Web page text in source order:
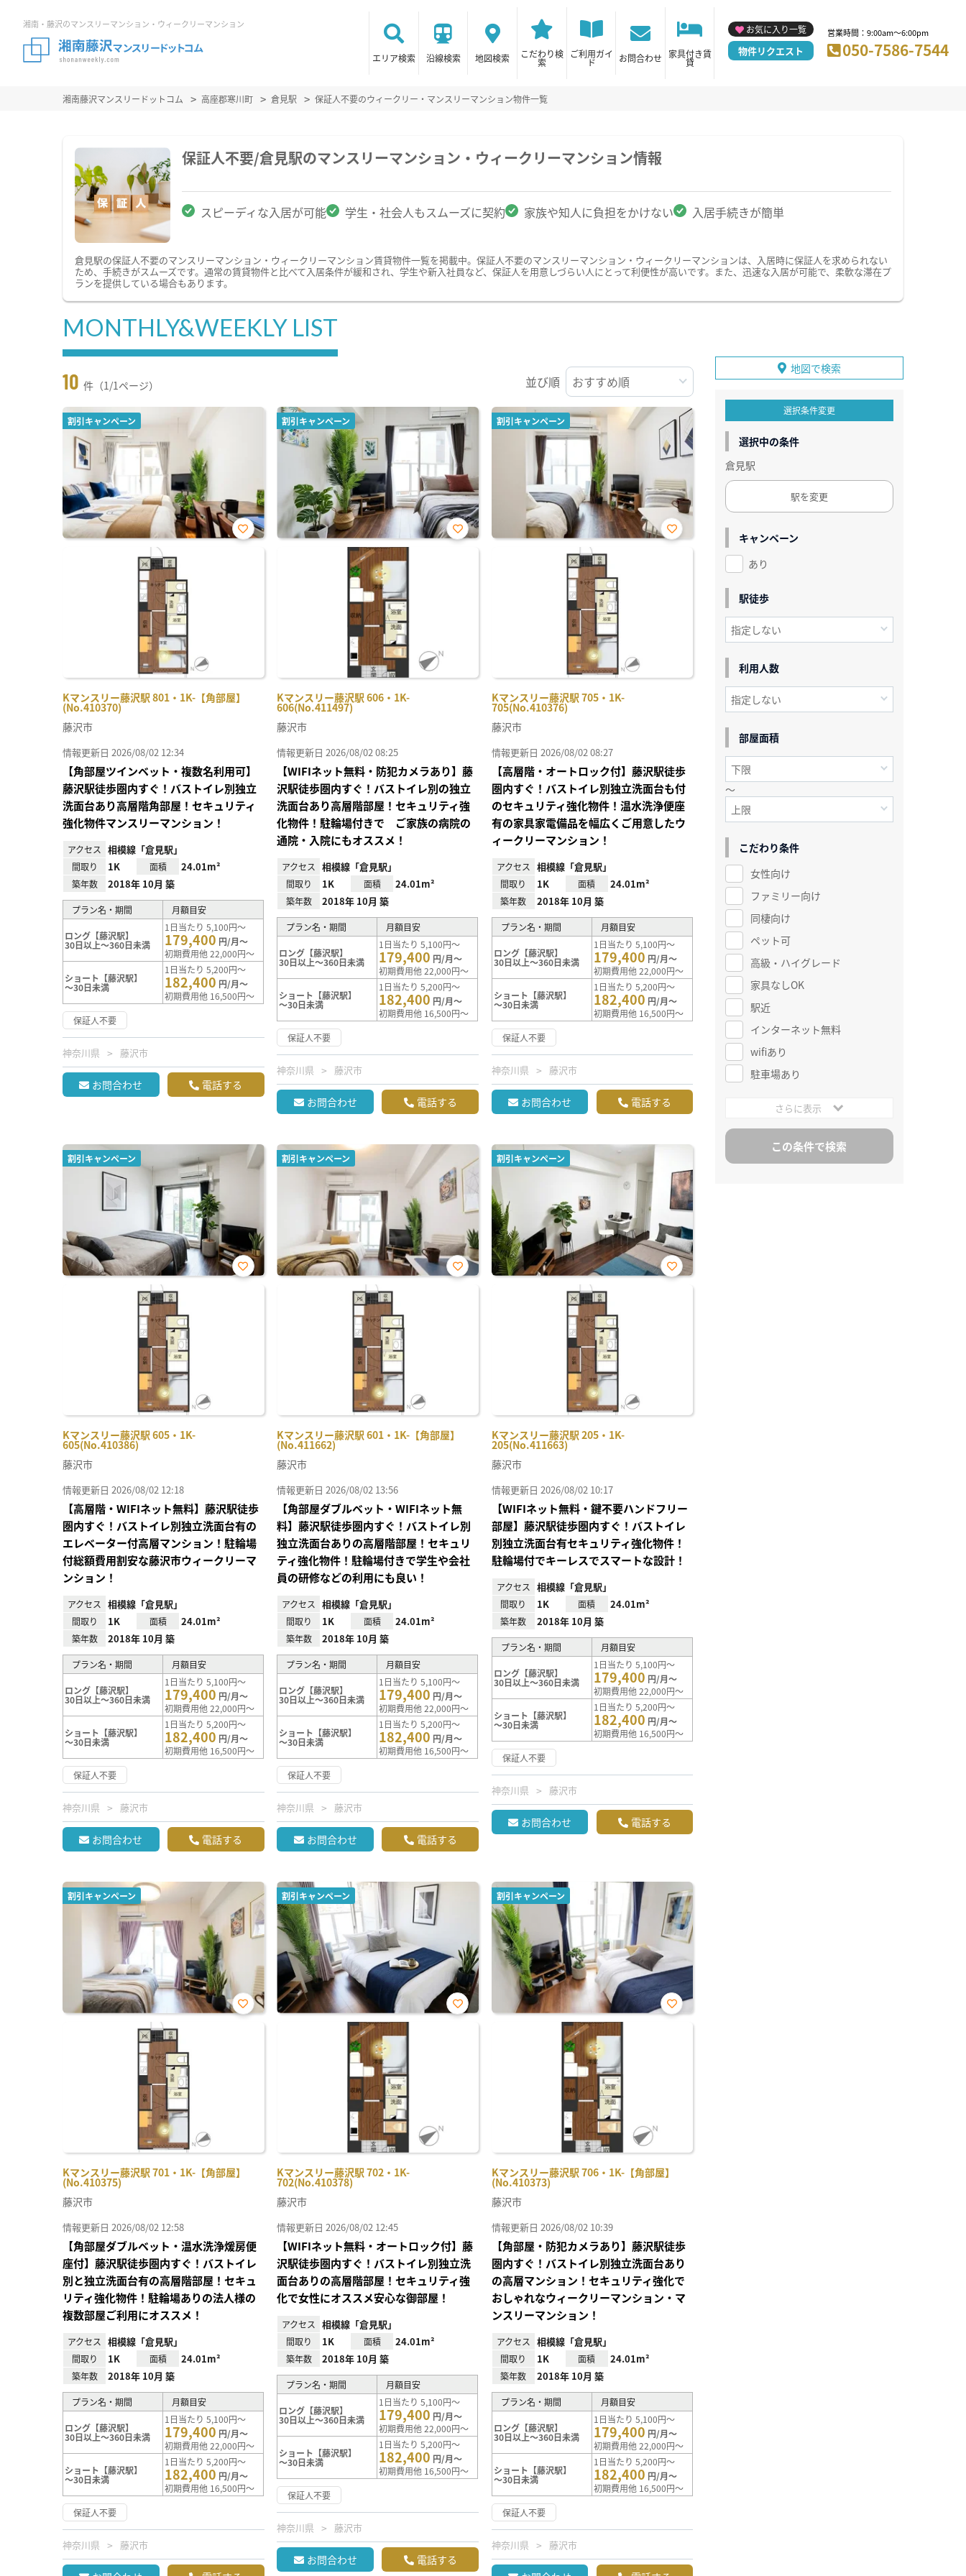
湘南・藤沢のマンスリーマンション・ウィークリーマンション
エリア検索 沿線検索 地図検索 こだわり検
索
ご利用ガイ
ド お問合わせ 家具付き賃
貸
お気に入り一覧
物件リクエスト
営業時間：9:00am～6:00pm
050-7586-7544
湘南藤沢マンスリードットコム 高座郡寒川町 倉見駅 保証人不要のウィークリー・マンスリーマンション物件一覧
保証人不要/倉見駅のマンスリーマンション・ウィークリーマンション情報
スピーディな入居が可能 学生・社会人もスムーズに契約 家族や知人に負担をかけない 入居手続きが簡単
倉見駅の保証人不要のマンスリーマンション・ウィークリーマンション賃貸物件一覧を掲載中。保証人不要のマンスリーマンション・ウィークリーマンションは、入居時に保証人を求められない
ため、手続きがスムーズです。通常の賃貸物件と比べて入居条件が緩和され、学生や新入社員など、保証人を用意しづらい人にとって利便性が高いです。また、迅速な入居が可能で、柔軟な滞在プ
ランを提供している場合もあります。
MONTHLY&WEEKLY LIST
10 件（1/1ページ） 並び順
割引キャンペーン
Kマンスリー藤沢駅 801・1K-【角部屋】
(No.410370)
お気
藤沢市
情報更新日 2026/08/02 12:34
【角部屋ツインベット・複数名利用可】
藤沢駅徒歩圏内すぐ！バストイレ別独立
洗面台あり高層階角部屋！セキュリティ
強化物件マンスリーマンション！
アクセス 相模線「倉見駅」
間取り 1K 面積 24.01m²
築年数 2018年 10月 築
プラン名・期間 月額目安
ロング【藤沢駅】
30日以上～360日未満
1日当たり 5,100円～
179,400 円/月～
初期費用他 22,000円～
ショート【藤沢駅】
～30日未満
1日当たり 5,200円～
182,400 円/月～
初期費用他 16,500円～
保証人不要
神奈川県 藤沢市
お問合わせ 電話する
割引キャンペーン
Kマンスリー藤沢駅 606・1K-
606(No.411497)
お気
藤沢市
情報更新日 2026/08/02 08:25
【WIFIネット無料・防犯カメラあり】藤
沢駅徒歩圏内すぐ！バストイレ別の独立
洗面台あり高層階部屋！セキュリティ強
化物件！駐輪場付きで ご家族の病院の
通院・入院にもオススメ！
アクセス 相模線「倉見駅」
間取り 1K 面積 24.01m²
築年数 2018年 10月 築
プラン名・期間 月額目安
ロング【藤沢駅】
30日以上～360日未満
1日当たり 5,100円～
179,400 円/月～
初期費用他 22,000円～
ショート【藤沢駅】
～30日未満
1日当たり 5,200円～
182,400 円/月～
初期費用他 16,500円～
保証人不要
神奈川県 藤沢市
お問合わせ 電話する
割引キャンペーン
Kマンスリー藤沢駅 705・1K-
705(No.410376)
お気
藤沢市
情報更新日 2026/08/02 08:27
【高層階・オートロック付】藤沢駅徒歩
圏内すぐ！バストイレ別独立洗面台も付
のセキュリティ強化物件！温水洗浄便座
有の家具家電備品を幅広くご用意したウ
ィークリーマンション！
アクセス 相模線「倉見駅」
間取り 1K 面積 24.01m²
築年数 2018年 10月 築
プラン名・期間 月額目安
ロング【藤沢駅】
30日以上～360日未満
1日当たり 5,100円～
179,400 円/月～
初期費用他 22,000円～
ショート【藤沢駅】
～30日未満
1日当たり 5,200円～
182,400 円/月～
初期費用他 16,500円～
保証人不要
神奈川県 藤沢市
お問合わせ 電話する
割引キャンペーン
Kマンスリー藤沢駅 605・1K-
605(No.410386)
お気
藤沢市
情報更新日 2026/08/02 12:18
【高層階・WIFIネット無料】藤沢駅徒歩
圏内すぐ！バストイレ別独立洗面台有の
エレベーター付高層マンション！駐輪場
付総額費用割安な藤沢市ウィークリーマ
ンション！
アクセス 相模線「倉見駅」
間取り 1K 面積 24.01m²
築年数 2018年 10月 築
プラン名・期間 月額目安
ロング【藤沢駅】
30日以上～360日未満
1日当たり 5,100円～
179,400 円/月～
初期費用他 22,000円～
ショート【藤沢駅】
～30日未満
1日当たり 5,200円～
182,400 円/月～
初期費用他 16,500円～
保証人不要
神奈川県 藤沢市
お問合わせ 電話する
割引キャンペーン
Kマンスリー藤沢駅 601・1K-【角部屋】
(No.411662)
お気
藤沢市
情報更新日 2026/08/02 13:56
【角部屋ダブルベット・WIFIネット無
料】藤沢駅徒歩圏内すぐ！バストイレ別
独立洗面台ありの高層階部屋！セキュリ
ティ強化物件！駐輪場付きで学生や会社
員の研修などの利用にも良い！
アクセス 相模線「倉見駅」
間取り 1K 面積 24.01m²
築年数 2018年 10月 築
プラン名・期間 月額目安
ロング【藤沢駅】
30日以上～360日未満
1日当たり 5,100円～
179,400 円/月～
初期費用他 22,000円～
ショート【藤沢駅】
～30日未満
1日当たり 5,200円～
182,400 円/月～
初期費用他 16,500円～
保証人不要
神奈川県 藤沢市
お問合わせ 電話する
割引キャンペーン
Kマンスリー藤沢駅 205・1K-
205(No.411663)
お気
藤沢市
情報更新日 2026/08/02 10:17
【WIFIネット無料・鍵不要ハンドフリー
部屋】藤沢駅徒歩圏内すぐ！バストイレ
別独立洗面台有セキュリティ強化物件！
駐輪場付でキーレスでスマートな設計！
アクセス 相模線「倉見駅」
間取り 1K 面積 24.01m²
築年数 2018年 10月 築
プラン名・期間 月額目安
ロング【藤沢駅】
30日以上～360日未満
1日当たり 5,100円～
179,400 円/月～
初期費用他 22,000円～
ショート【藤沢駅】
～30日未満
1日当たり 5,200円～
182,400 円/月～
初期費用他 16,500円～
保証人不要
神奈川県 藤沢市
お問合わせ 電話する
割引キャンペーン
Kマンスリー藤沢駅 701・1K-【角部屋】
(No.410375)
お気
藤沢市
情報更新日 2026/08/02 12:58
【角部屋ダブルベット・温水洗浄煖房便
座付】藤沢駅徒歩圏内すぐ！バストイレ
別と独立洗面台有の高層階部屋！セキュ
リティ強化物件！駐輪場ありの法人様の
複数部屋ご利用にオススメ！
アクセス 相模線「倉見駅」
間取り 1K 面積 24.01m²
築年数 2018年 10月 築
プラン名・期間 月額目安
ロング【藤沢駅】
30日以上～360日未満
1日当たり 5,100円～
179,400 円/月～
初期費用他 22,000円～
ショート【藤沢駅】
～30日未満
1日当たり 5,200円～
182,400 円/月～
初期費用他 16,500円～
保証人不要
神奈川県 藤沢市
割引キャンペーン
Kマンスリー藤沢駅 702・1K-
702(No.410378)
お気
藤沢市
情報更新日 2026/08/02 12:45
【WIFIネット無料・オートロック付】藤
沢駅徒歩圏内すぐ！バストイレ別独立洗
面台ありの高層階部屋！セキュリティ強
化で女性にオススメ安心な御部屋！
アクセス 相模線「倉見駅」
間取り 1K 面積 24.01m²
築年数 2018年 10月 築
プラン名・期間 月額目安
ロング【藤沢駅】
30日以上～360日未満
1日当たり 5,100円～
179,400 円/月～
初期費用他 22,000円～
ショート【藤沢駅】
～30日未満
1日当たり 5,200円～
182,400 円/月～
初期費用他 16,500円～
保証人不要
神奈川県 藤沢市
お問合わせ 電話する
割引キャンペーン
Kマンスリー藤沢駅 706・1K-【角部屋】
(No.410373)
お気
藤沢市
情報更新日 2026/08/02 10:39
【角部屋・防犯カメラあり】藤沢駅徒歩
圏内すぐ！バストイレ別独立洗面台あり
の高層マンション！セキュリティ強化で
おしゃれなウィークリーマンション・マ
ンスリーマンション！
アクセス 相模線「倉見駅」
間取り 1K 面積 24.01m²
築年数 2018年 10月 築
プラン名・期間 月額目安
ロング【藤沢駅】
30日以上～360日未満
1日当たり 5,100円～
179,400 円/月～
初期費用他 22,000円～
ショート【藤沢駅】
～30日未満
1日当たり 5,200円～
182,400 円/月～
初期費用他 16,500円～
保証人不要
神奈川県 藤沢市
地図で検索
選択条件変更
選択中の条件
倉見駅
駅を変更
キャンペーン
あり
駅徒歩
利用人数
部屋面積
～
こだわり条件
女性向け
ファミリー向け
同棲向け
ペット可
高級・ハイグレード
家具なしOK
駅近
インターネット無料
wifiあり
駐車場あり
さらに表示